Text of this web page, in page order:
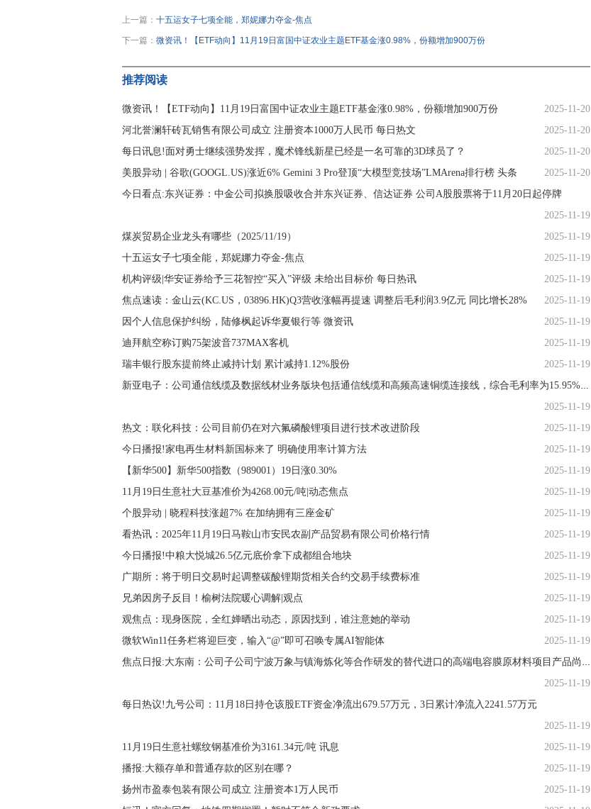
上一篇： 十五运女子七项全能，郑妮娜力夺金-焦点
下一篇： 微资讯！【ETF动向】11月19日富国中证农业主题ETF基金涨0.98%，份额增加900万份
推荐阅读
微资讯！【ETF动向】11月19日富国中证农业主题ETF基金涨0.98%，份额增加900万份
2025-11-20
河北誉澜轩砖瓦销售有限公司成立 注册资本1000万人民币 每日热文
2025-11-20
每日讯息!面对勇士继续强势发挥，魔术锋线新星已经是一名可靠的3D球员了？
2025-11-20
美股异动 | 谷歌(GOOGL.US)涨近6% Gemini 3 Pro登顶“大模型竞技场”LMArena排行榜 头条
2025-11-20
今日看点:东兴证券：中金公司拟换股吸收合并东兴证券、信达证券 公司A股股票将于11月20日起停牌
2025-11-19
煤炭贸易企业龙头有哪些（2025/11/19）
2025-11-19
十五运女子七项全能，郑妮娜力夺金-焦点
2025-11-19
机构评级|华安证券给予三花智控“买入”评级 未给出目标价 每日热讯
2025-11-19
焦点速读：金山云(KC.US，03896.HK)Q3营收涨幅再提速 调整后毛利润3.9亿元 同比增长28%
2025-11-19
因个人信息保护纠纷，陆修枫起诉华夏银行等 微资讯
2025-11-19
迪拜航空称订购75架波音737MAX客机
2025-11-19
瑞丰银行股东提前终止减持计划 累计减持1.12%股份
2025-11-19
2025-11-19
热文：联化科技：公司目前仍在对六氟磷酸锂项目进行技术改进阶段
2025-11-19
今日播报!家电再生材料新国标来了 明确使用率计算方法
2025-11-19
【新华500】新华500指数（989001）19日涨0.30%
2025-11-19
11月19日生意社大豆基准价为4268.00元/吨|动态焦点
2025-11-19
个股异动 | 晓程科技涨超7% 在加纳拥有三座金矿
2025-11-19
看热讯：2025年11月19日马鞍山市安民农副产品贸易有限公司价格行情
2025-11-19
今日播报!中粮大悦城26.5亿元底价拿下成都组合地块
2025-11-19
广期所：将于明日交易时起调整碳酸锂期货相关合约交易手续费标准
2025-11-19
兄弟因房子反目！榆树法院暖心调解|观点
2025-11-19
观焦点：现身医院，全红婵晒出动态，原因找到，谁注意她的举动
2025-11-19
微软Win11任务栏将迎巨变，输入“@”即可召唤专属AI智能体
2025-11-19
2025-11-19
每日热议!九号公司：11月18日持仓该股ETF资金净流出679.57万元，3日累计净流入2241.57万元
2025-11-19
11月19日生意社螺纹钢基准价为3161.34元/吨 讯息
2025-11-19
播报:大额存单和普通存款的区别在哪？
2025-11-19
扬州市盈泰包装有限公司成立 注册资本1万人民币
2025-11-19